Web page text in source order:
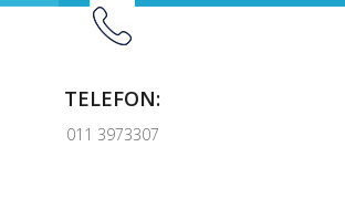
TELEFON:
011 3973307